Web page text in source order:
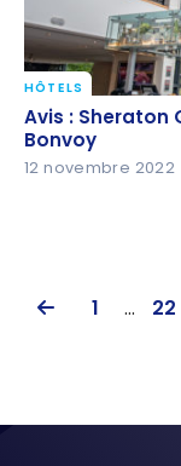
Avis : Sheraton
Bonvoy
HÔTELS
Avis : Sheraton
Bonvoy
12 novembre 2022
1 ... 22